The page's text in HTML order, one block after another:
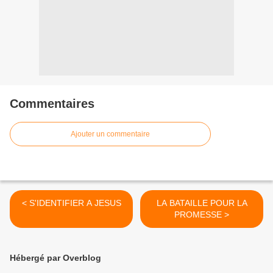
Commentaires
Ajouter un commentaire
< S'IDENTIFIER A JESUS
LA BATAILLE POUR LA
PROMESSE >
Hébergé par Overblog